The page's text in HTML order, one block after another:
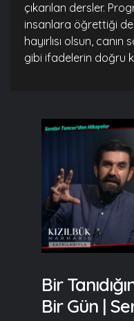
çıkarılan dersler.
insanlara öğrettiği
hayırlısı olsun,
gibi ifadelerin doğru
Bir
Bir Gün |